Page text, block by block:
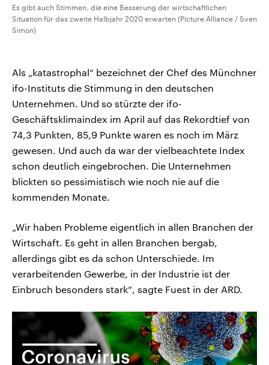
Es gibt auch Stimmen, die eine Besserung der wirtschaftlichen
Situation für das zweite Halbjahr 2020 erwarten (Picture Alliance / Sven
Simon)
Als „katastrophal“ bezeichnet der Chef des Münchner
ifo-Instituts die Stimmung in den deutschen
Unternehmen. Und so stürzte der ifo-
Geschäftsklimaindex im April auf das Rekordtief von
74,3 Punkten, 85,9 Punkte waren es noch im März
gewesen. Und auch da war der vielbeachtete Index
schon deutlich eingebrochen. Die Unternehmen
blickten so pessimistisch wie noch nie auf die
kommenden Monate.
„Wir haben Probleme eigentlich in allen Branchen der
Wirtschaft. Es geht in allen Branchen bergab,
allerdings gibt es da schon Unterschiede. Im
verarbeitenden Gewerbe, in der Industrie ist der
Einbruch besonders stark“, sagte Fuest in der ARD.